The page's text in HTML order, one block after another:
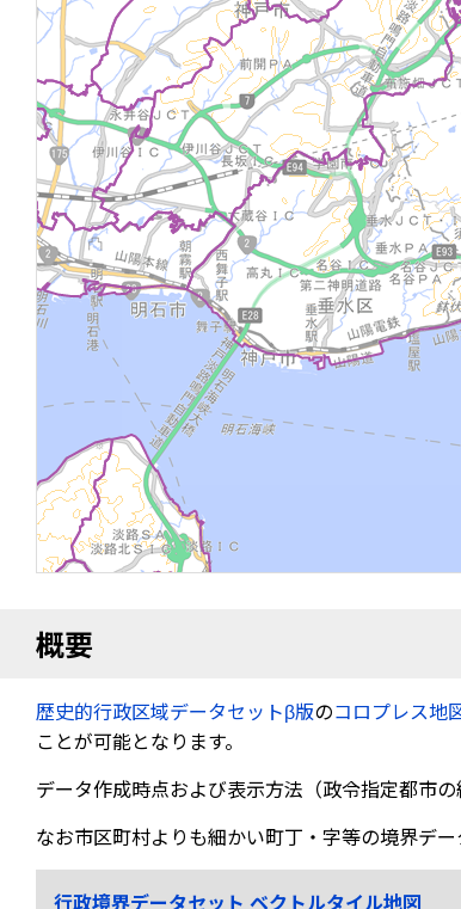
概要
歴史的行政区域データセットβ版のコロプレス地
ことが可能となります。
データ作成時点および表示方法（政令指定都市の
なお市区町村よりも細かい町丁・字等の境界デ
行政境界データセット ベクトルタイル地図